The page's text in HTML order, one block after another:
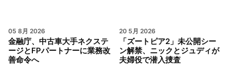
05 8月 2026
金融庁、中古車大手ネクステ
ージとFPパートナーに業務改
善命令へ
20 5月 2026
「ズートピア2」未公開シー
ン解禁、ニックとジュディが
夫婦役で潜入捜査